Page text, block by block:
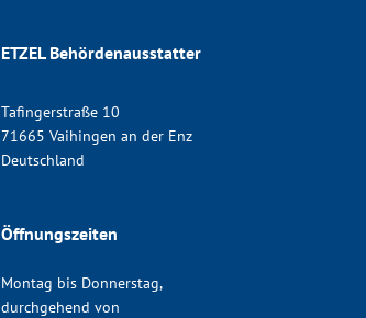
ETZEL Behördenausstatter
Tafingerstraße 10
71665 Vaihingen an der Enz
Deutschland
Öffnungszeiten
Montag bis Donnerstag,
durchgehend von